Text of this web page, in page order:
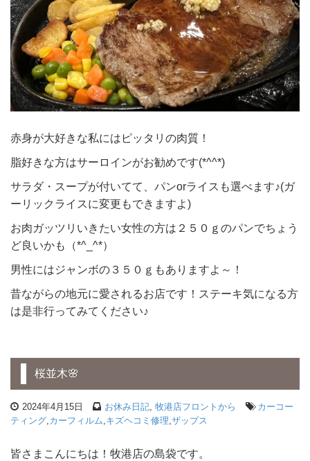
赤身が大好きな私にはピッタリの肉質！
脂好きな方はサーロインがお勧めです(*^^*)
サラダ・スープが付いてて、パンorライスも選べます♪(ガ
ーリックライスに変更もできますよ)
お肉ガッツリいきたい女性の方は２５０ｇのパンでちょう
ど良いかも（*^_^*）
男性にはジャンボの３５０ｇもありますよ～！
昔ながらの地元に愛されるお店です！ステーキ気になる方
は是非行ってみてください♪
桜並木🌸
2024年4月15日 お休み日記, 牧港店フロントから
カーコー
ティング,カーフィルム,キズヘコミ修理,ザップス
皆さまこんにちは！牧港店の島袋です。